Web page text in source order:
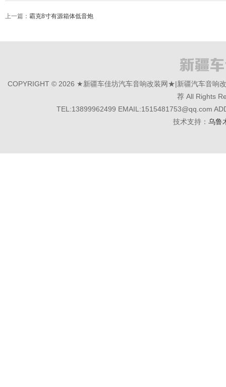
上一篇： 霸克8寸有源箱体低音炮
COPYRIGHT © 2026 ★新疆车佳坊汽车音响改装网★|新疆汽车音响
荐 All Rights
TEL:13899962499 EMAIL:1515481753@qq.com
技术支持： 乌鲁